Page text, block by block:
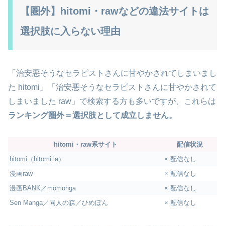
【圏外】hitomi・rawなどの違法サイトは
選択肢に入らない理由
「治安悪そうなセラピストさんに甘やかされてしまいまし
た hitomi」「治安悪そうなセラピストさんに甘やかされて
しまいました raw」で検索する方も多いですが、これらは
ランキング圏外＝選択肢として成立しません。
hitomi・raw系サイト
配信状況
hitomi（hitomi.la）
× 配信なし
漫画raw
× 配信なし
漫画BANK／momonga
× 配信なし
Sen Manga／同人の森／ひめぼん
× 配信なし